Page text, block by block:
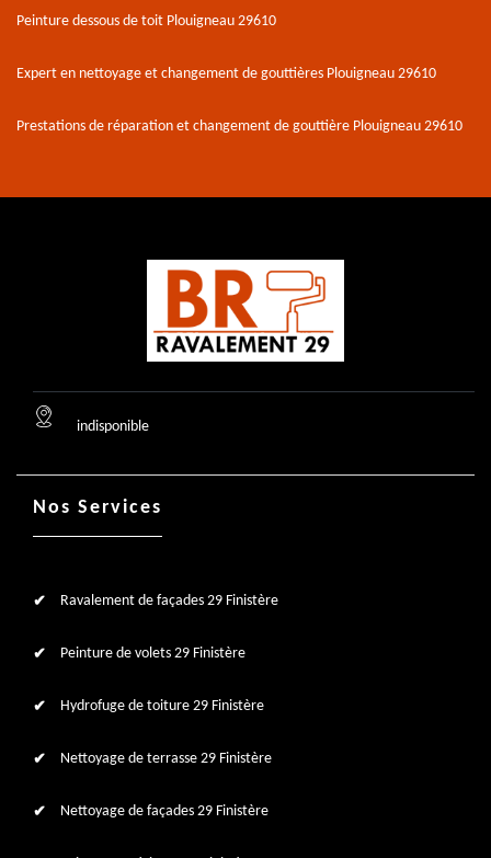
Peinture dessous de toit Plouigneau 29610
Expert en nettoyage et changement de gouttières Plouigneau 29610
Prestations de réparation et changement de gouttière Plouigneau 29610
indisponible
Nos Services
Ravalement de façades 29 Finistère
Peinture de volets 29 Finistère
Hydrofuge de toiture 29 Finistère
Nettoyage de terrasse 29 Finistère
Nettoyage de façades 29 Finistère